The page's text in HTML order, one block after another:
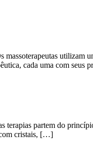
massoterapeutas utilizam
cada uma com
terapias partem do
com cristais, […]